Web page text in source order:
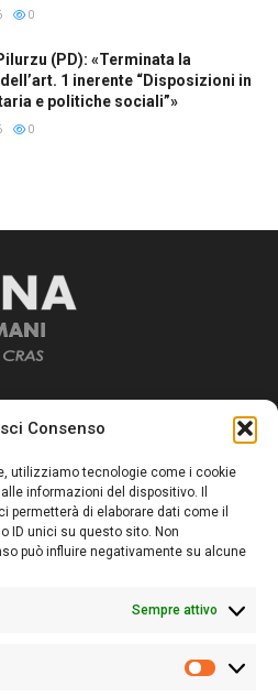
Consenso
utilizziamo tecnologie come i cookie
informazioni del dispositivo. Il
permetterà di elaborare dati come il
ID unici su questo sito. Non
può influire negativamente su alcune
Sempre attivo
0
(PD): «Terminata la
1 inerente “Disposizioni in
e politiche sociali”»
0
per informare “liberamente” i
con un occhio rivolto al
al nostro futuro
09013 Carbonia